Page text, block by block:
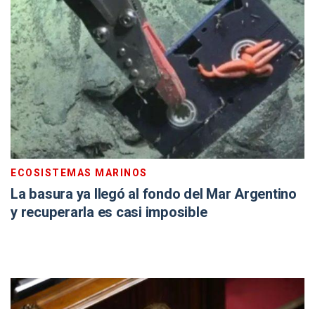
ECOSISTEMAS MARINOS
La basura ya llegó al fondo del Mar Argentino
y recuperarla es casi imposible